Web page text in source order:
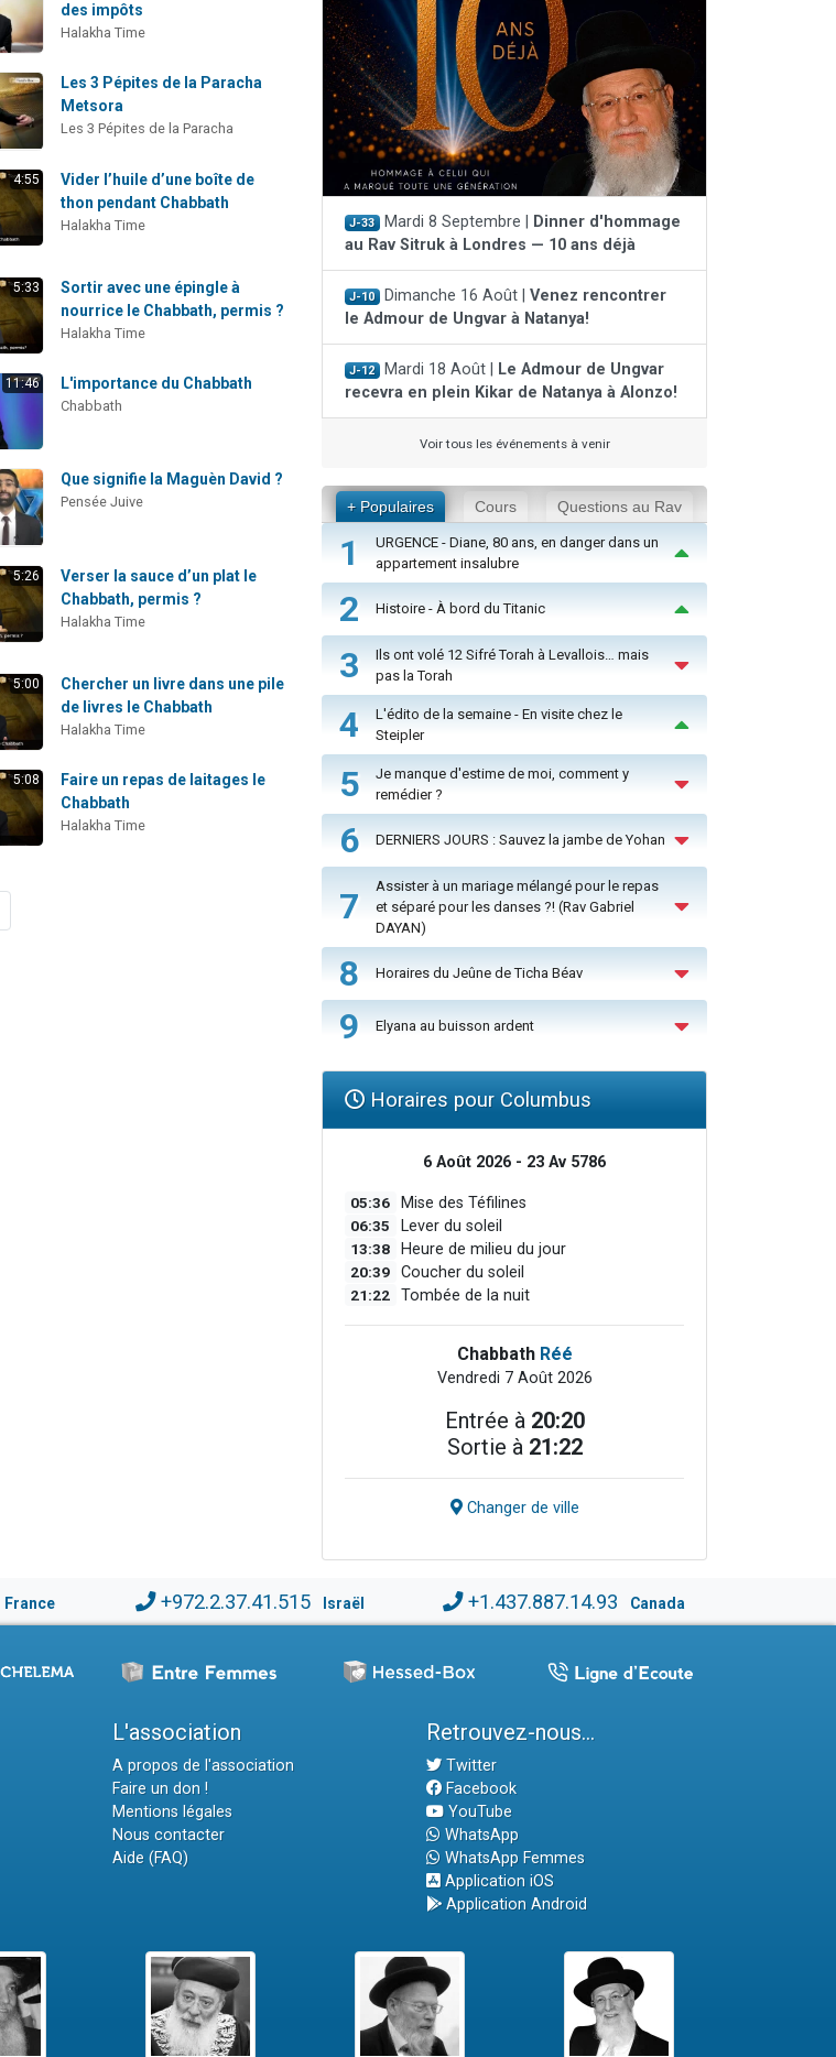
des impôts
Halakha Time
Les 3 Pépites de la Paracha
Metsora
Les 3 Pépites de la Paracha
4:55
Vider l’huile d’une boîte de
thon pendant Chabbath
Halakha Time
5:33
Sortir avec une épingle à
nourrice le Chabbath, permis ?
Halakha Time
11:46 L'importance du Chabbath
Chabbath
Que signifie la Maguèn David ?
Pensée Juive
5:26
Verser la sauce d’un plat le
Chabbath, permis ?
Halakha Time
5:00
Chercher un livre dans une pile
de livres le Chabbath
Halakha Time
5:08
Faire un repas de laitages le
Chabbath
Halakha Time
J-33 Mardi 8 Septembre |
Dinner d'hommage
au Rav Sitruk à Londres — 10 ans déjà
J-10 Dimanche 16 Août | Venez rencontrer
le Admour de Ungvar à Natanya!
J-12 Mardi 18 Août |
Le Admour de Ungvar
recevra en plein Kikar de Natanya à Alonzo!
Voir tous les événements à venir
+ Populaires Cours Questions au Rav
1
URGENCE - Diane, 80 ans, en danger dans un
appartement insalubre
2 Histoire - À bord du Titanic
3
Ils ont volé 12 Sifré Torah à Levallois… mais
pas la Torah
4
L'édito de la semaine - En visite chez le
Steipler
5
Je manque d'estime de moi, comment y
remédier ?
6 DERNIERS JOURS : Sauvez la jambe de Yohan
7
Assister à un mariage mélangé pour le repas
et séparé pour les danses ?! (Rav Gabriel
DAYAN)
8 Horaires du Jeûne de Ticha Béav
9 Elyana au buisson ardent
Horaires pour Columbus
6 Août 2026 - 23 Av 5786
05:36 Mise des Téfilines
06:35 Lever du soleil
13:38 Heure de milieu du jour
20:39 Coucher du soleil
21:22 Tombée de la nuit
Chabbath Réé
Vendredi 7 Août 2026
Entrée à 20:20
Sortie à 21:22
Changer de ville
France +972.2.37.41.515 Israël +1.437.887.14.93 Canada
L'association
A propos de l'association
Faire un don !
Mentions légales
Nous contacter
Aide (FAQ)
Retrouvez-nous...
Twitter
Facebook
YouTube
WhatsApp
WhatsApp Femmes
Application iOS
Application Android